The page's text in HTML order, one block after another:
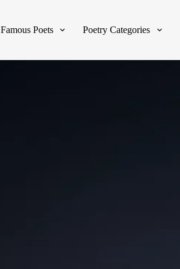
Famous Poets Poetry Categories